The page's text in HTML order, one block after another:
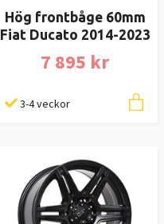
Hög frontbåge 60mm
Fiat Ducato 2014-2023
7 895 kr
3-4 veckor